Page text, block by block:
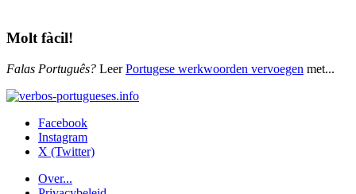
Molt fàcil!
Falas Português? LeerPortugese werkwoorden vervoegen met...
Facebook
Instagram
X (Twitter)
Over...